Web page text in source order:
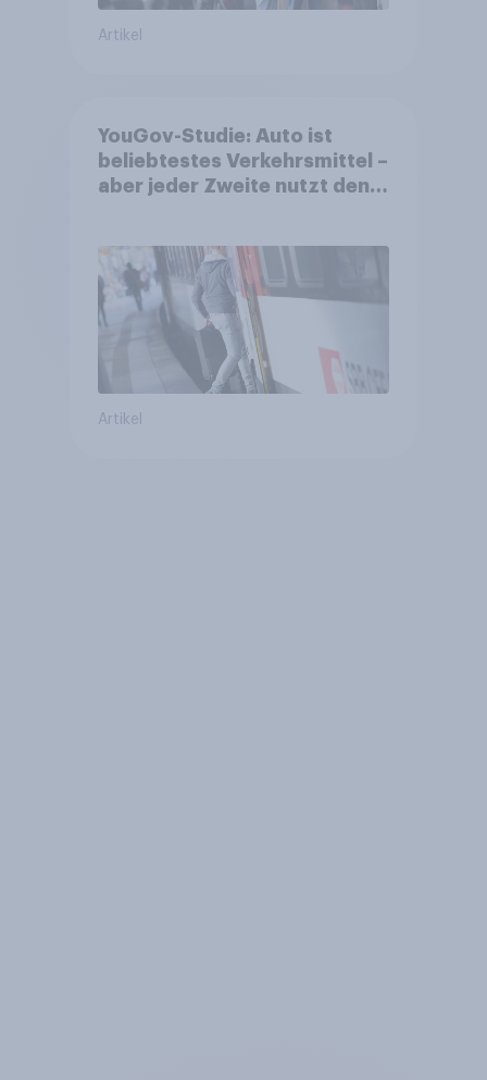
Artikel
YouGov-Studie: Auto ist
beliebtestes Verkehrsmittel –
aber jeder Zweite nutzt den
Artikel